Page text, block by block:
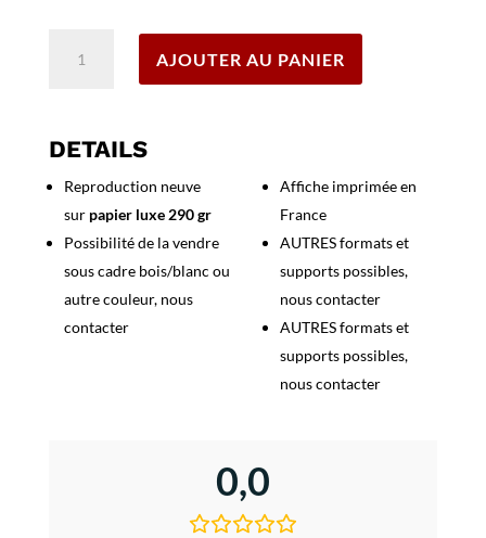
Vallée
'Aoste
AJOUTER AU PANIER
DETAILS
Reproduction neuve
sur papier luxe 290 gr
Possibilité de la vendre
sous cadre bois/blanc ou
autre couleur, nous
contacter
Affiche imprimée en
France
AUTRES formats et
supports possibles,
nous contacter
AUTRES formats et
supports possibles,
nous contacter
0,0